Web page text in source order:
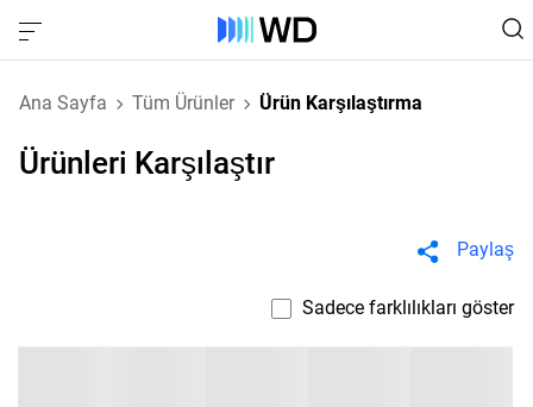
Ana Sayfa Tüm Ürünler Ürün Karşılaştırma
Ürünleri Karşılaştır
Paylaş
Sadece farklılıkları göster